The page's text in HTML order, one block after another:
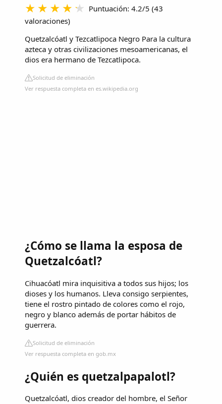
Puntuación: 4.2/5 (43
valoraciones)
Quetzalcóatl y Tezcatlipoca Negro Para la cultura
azteca y otras civilizaciones mesoamericanas, el
dios era hermano de Tezcatlipoca.
Solicitud de eliminación
Ver respuesta completa en es.wikipedia.org
¿Cómo se llama la esposa de
Quetzalcóatl?
Cihuacóatl mira inquisitiva a todos sus hijos; los
dioses y los humanos. Lleva consigo serpientes,
tiene el rostro pintado de colores como el rojo,
negro y blanco además de portar hábitos de
guerrera.
Solicitud de eliminación
Ver respuesta completa en gob.mx
¿Quién es quetzalpapalotl?
Quetzalcóatl, dios creador del hombre, el Señor